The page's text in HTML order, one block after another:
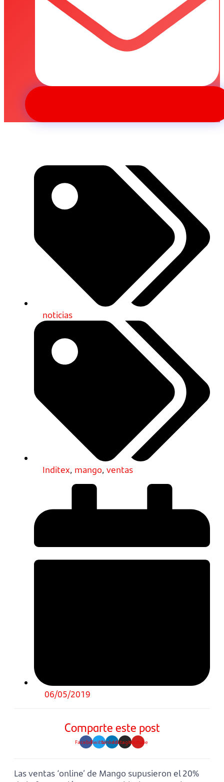
noticias
Inditex, mango, ventas
06/05/2019
Comparte este post
FacebookTwitterLinkedinInstagramYoutube
Las ventas ‘online’ de Mango supusieron el 20%